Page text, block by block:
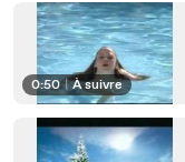
0:50 | À suivre